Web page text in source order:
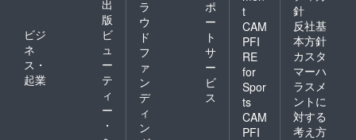
出
版
ビジ
ネ
ス・
起業
ビ
ュ
ー
テ
ィ
ー
・
ラ
ウ
ド
フ
ァ
ン
デ
ィ
ン
ポ
ー
ト
サ
ー
ビ
ス
t
CAM
PFI
RE
for
Spor
ts
CAM
PFI
針
反社基
本方針
カスタ
マーハ
ラスメ
ントに
対する
考え方